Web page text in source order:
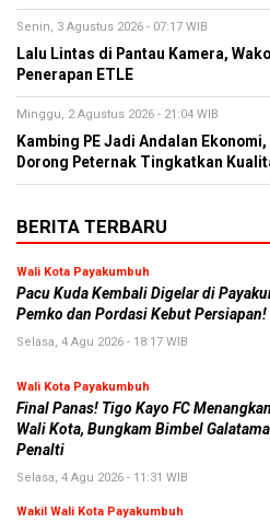
Senin, 3 Agustus 2026 - 07:17 WIB
Lalu Lintas di Pantau Kamera,
Penerapan ETLE
Minggu, 2 Agustus 2026 - 21:04 WIB
Kambing PE Jadi Andalan
Dorong Peternak Tingkatkan
BERITA TERBARU
Wali Kota Payakumbuh
Pacu Kuda Kembali Digelar di
Pemko dan Pordasi Kebut Persiapan!
Selasa, 4 Agu 2026 - 18:17 WIB
Wali Kota Payakumbuh
Final Panas! Tigo Kayo FC
Wali Kota, Bungkam Bimbel
Penalti
Selasa, 4 Agu 2026 - 11:31 WIB
Wakil Wali Kota Payakumbuh